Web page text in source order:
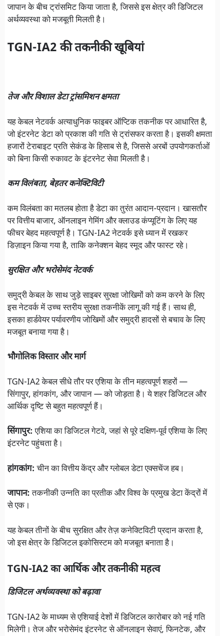
जापान के बीच ट्रांसमिट किया जाता है, जिससे इस क्षेत्र की डिजिटल
अर्थव्यवस्था को मजबूती मिलती है।
TGN-IA2 की तकनीकी खूबियां
तेज और विशाल डेटा ट्रांसमिशन क्षमता
यह केबल नेटवर्क अत्याधुनिक फाइबर ऑप्टिक तकनीक पर आधारित है,
जो इंटरनेट डेटा को प्रकाश की गति से ट्रांसफर करता है। इसकी क्षमता
हजारों टेराबाइट प्रति सेकंड के हिसाब से है, जिससे अरबों उपयोगकर्ताओं
को बिना किसी रुकावट के इंटरनेट सेवा मिलती है।
कम विलंबता, बेहतर कनेक्टिविटी
कम विलंबता का मतलब होता है डेटा का तुरंत आदान-प्रदान। खासतौर
पर वित्तीय बाजार, ऑनलाइन गेमिंग और क्लाउड कंप्यूटिंग के लिए यह
फीचर बेहद महत्वपूर्ण है। TGN-IA2 नेटवर्क इसे ध्यान में रखकर
डिज़ाइन किया गया है, ताकि कनेक्शन बेहद स्मूद और फास्ट रहे।
सुरक्षित और भरोसेमंद नेटवर्क
समुद्री केबल के साथ जुड़े साइबर सुरक्षा जोखिमों को कम करने के लिए
इस नेटवर्क में उच्च स्तरीय सुरक्षा तकनीकें लागू की गई हैं। साथ ही,
इसका हार्डवेयर पर्यावरणीय जोखिमों और समुद्री हादसों से बचाव के लिए
मजबूत बनाया गया है।
भौगोलिक विस्तार और मार्ग
TGN-IA2 केबल सीधे तौर पर एशिया के तीन महत्वपूर्ण शहरों —
सिंगापुर, हांगकांग, और जापान — को जोड़ता है। ये शहर डिजिटल और
आर्थिक दृष्टि से बहुत महत्वपूर्ण हैं।
सिंगापुर:एशिया का डिजिटल गेटवे, जहां से पूरे दक्षिण-पूर्व एशिया के लिए
इंटरनेट पहुंचता है।
हांगकांग:चीन का वित्तीय केंद्र और ग्लोबल डेटा एक्सचेंज हब।
जापान:तकनीकी उन्नति का प्रतीक और विश्व के प्रमुख डेटा केंद्रों में
से एक।
यह केबल तीनों के बीच सुरक्षित और तेज़ कनेक्टिविटी प्रदान करता है,
जो इस क्षेत्र के डिजिटल इकोसिस्टम को मजबूत बनाता है।
TGN-IA2 का आर्थिक और तकनीकी महत्व
डिजिटल अर्थव्यवस्था को बढ़ावा
TGN-IA2 के माध्यम से एशियाई देशों में डिजिटल कारोबार को नई गति
मिलेगी। तेज और भरोसेमंद इंटरनेट से ऑनलाइन सेवाएं, फिनटेक, और